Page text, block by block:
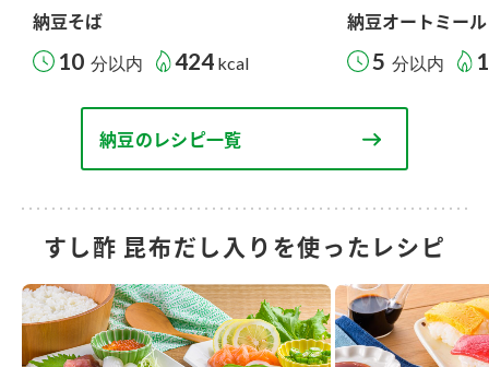
納豆そば
10 分以内 424 kcal
納豆オートミール
5 分以内
納豆のレシピ一覧
すし酢 昆布だし入りを使ったレシピ